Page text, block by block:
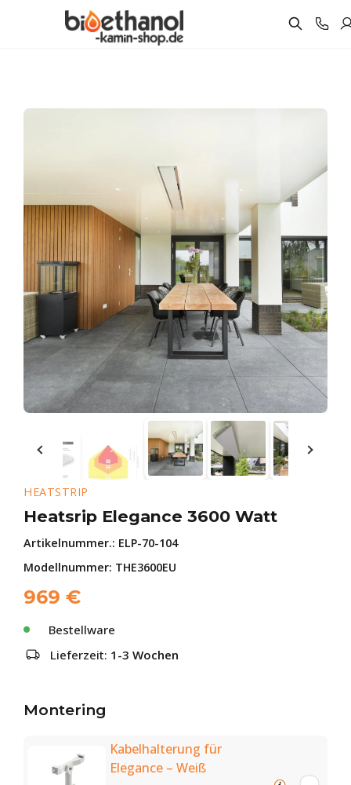
HEATSTRIP
Heatsrip Elegance 3600 Watt
Artikelnummer.: ELP-70-104
Modellnummer: THE3600EU
969 €
Bestellware
Lieferzeit: 1-3 Wochen
Montering
Kabelhalterung für
Elegance – Weiß